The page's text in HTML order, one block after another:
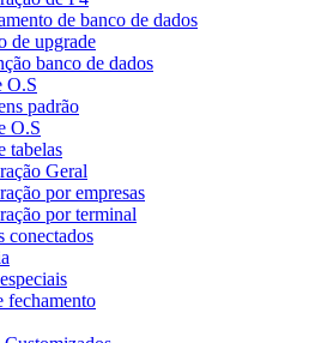
de banco de dados
de upgrade
banco de dados
O.S
padrão
O.S
tabelas
Geral
por empresas
por terminal
conectados
fechamento